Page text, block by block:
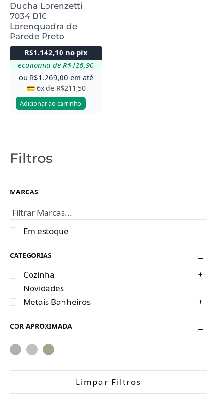
Filtros
MARCAS
Em estoque
CATEGORIAS
Cozinha
Novidades
Metais Banheiros
COR APROXIMADA
Limpar Filtros
Ducha Lorenzetti
7034 B16
Lorenquadra de
Parede Preto
R$1.142,10 no pix
economia de R$126,90
ou R$1.269,00 em até
💳 6x de R$211,50
Adicionar ao carrinho